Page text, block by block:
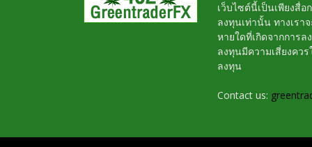
เว็บไซต์นี้เป็นเพียงสื่
ลงทุนเท่านั้น ทางเรา
หายใดที่เกิดจากการ
ลงทุนมีความเสี่ยงค
ลงทุน
Contact us: